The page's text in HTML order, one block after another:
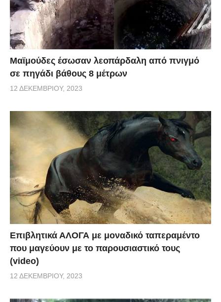
Μαϊμούδες έσωσαν λεοπάρδαλη από πνιγμό
σε πηγάδι βάθους 8 μέτρων
12 ΔΕΚΕΜΒΡΊΟΥ, 2023
Επιβλητικά ΑΛΟΓΑ με μοναδικό ταπεραμέντο
που μαγεύουν με το παρουσιαστικό τους
(video)
12 ΔΕΚΕΜΒΡΊΟΥ, 2023